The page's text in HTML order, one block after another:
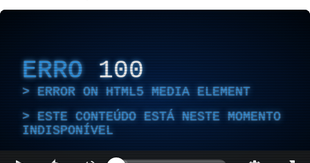
ERRO 100
ERROR ON HTML5 MEDIA ELEMENT
ESTE CONTEÚDO ESTÁ NESTE MOMENTO
INDISPONÍVEL